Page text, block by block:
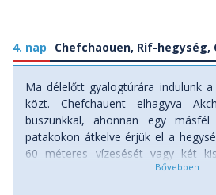
4. nap Chefchaouen, Rif-hegység,
Ma délelőtt gyalogtúrára indulunk
közt. Chefchauent elhagyva
buszunkkal, ahonnan egy
patakokon átkelve érjük el a
60 méteres vízesését vagy két
társaság erőnlétének